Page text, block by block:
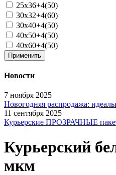
25х36+4(50)
30х32+4(60)
30х40+4(50)
40x50+4(50)
40x60+4(50)
Применить
Новости
7 ноября 2025
Новогодняя распродажа:
11 сентября 2025
Курьерские ПРОЗРАЧНЫЕ
Курьерский
мкм